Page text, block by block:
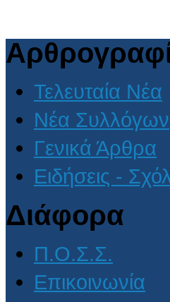
Τελευταία Νέα
Νέα Συλλόγων
Γενικά Άρθρα
Ειδήσεις -
Διάφορα
Π.Ο.Σ.Σ.
Επικοινωνία